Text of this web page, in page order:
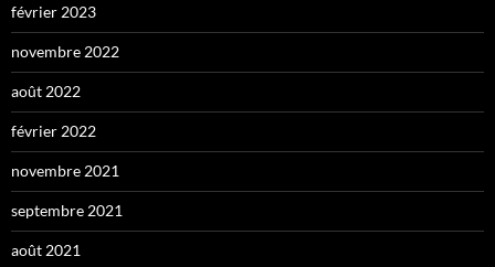
février 2023
novembre 2022
août 2022
février 2022
novembre 2021
septembre 2021
août 2021